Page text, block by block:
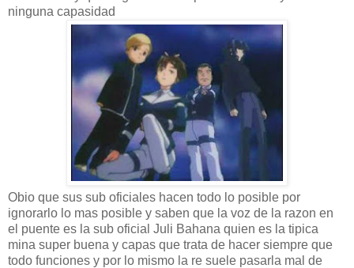
ninguna capasidad
Obio que sus sub oficiales hacen todo lo posible por
ignorarlo lo mas posible y saben que la voz de la razon en
el puente es la sub oficial Juli Bahana quien es la tipica
mina super buena y capas que trata de hacer siempre que
todo funciones y por lo mismo la re suele pasarla mal de